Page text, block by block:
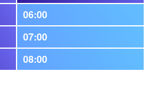
06:00
07:00
08:00